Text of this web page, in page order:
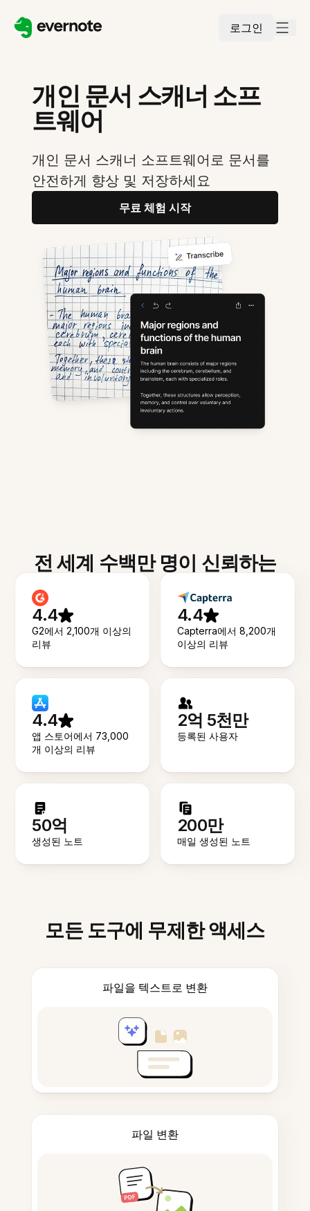
로그인
개인 문서 스캐너 소프
트웨어
개인 문서 스캐너 소프트웨어로 문서를
안전하게 향상 및 저장하세요
무료 체험 시작
전 세계 수백만 명이 신뢰하는
4.4
G2에서 2,100개 이상의
리뷰
4.4
Capterra에서 8,200개
이상의 리뷰
4.4
앱 스토어에서 73,000
개 이상의 리뷰
2억 5천만
등록된 사용자
50억
생성된 노트
200만
매일 생성된 노트
모든 도구에 무제한 액세스
파일을 텍스트로 변환
파일 변환